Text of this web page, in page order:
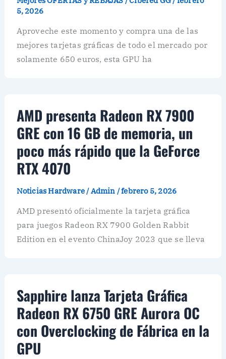
5, 2026
Aproveche este momento y compra una de las
mejores tarjetas gráficas de todo el mercado por
solamente 650 euros, esta GPU ha
AMD presenta Radeon RX 7900
GRE con 16 GB de memoria, un
poco más rápido que la GeForce
RTX 4070
Noticias Hardware /Admin /febrero 5, 2026
AMD presentó oficialmente la tarjeta gráfica
para juegos Radeon RX 7900 Golden Rabbit
Edition en el evento ChinaJoy 2023 que se lleva
Sapphire lanza Tarjeta Gráfica
Radeon RX 6750 GRE Aurora OC
con Overclocking de Fábrica en la
GPU